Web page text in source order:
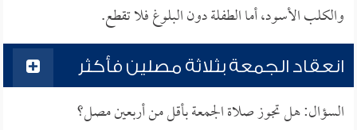
والكلب الأسود، أما الطفلة دون البلوغ فلا تقطع.
انعقاد الجمعة بثلاثة مصلين فأكثر
السؤال: هل تجوز صلاة الجمعة بأقل من أربعين مصل؟